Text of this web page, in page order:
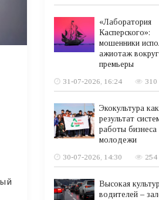
«Лаборатория
Касперского»:
мошенники
ажиотаж вокруг
премьеры
31-07-2026, 16:24
310
Экокультура как
результат
работы бизнеса
молодежи
30-07-2026, 14:30
254
Высокая
водителей –